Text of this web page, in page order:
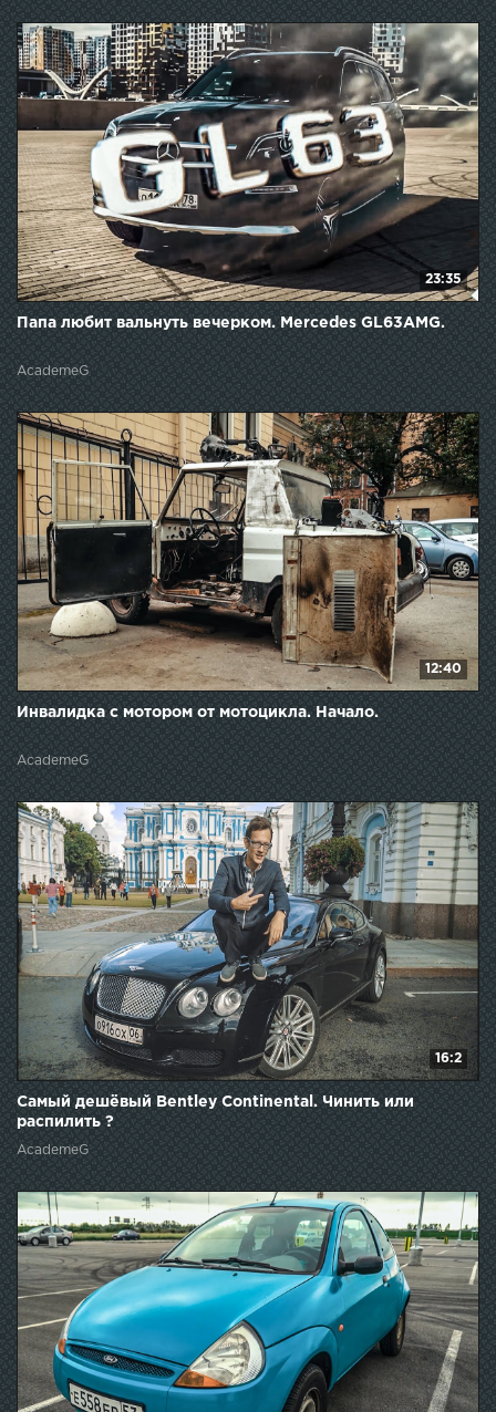
23:35
Папа любит вальнуть вечерком. Mercedes GL63AMG.
AcademeG
12:40
Инвалидка с мотором от мотоцикла. Начало.
AcademeG
16:2
Самый дешёвый Bentley Continental. Чинить или
распилить ?
AcademeG